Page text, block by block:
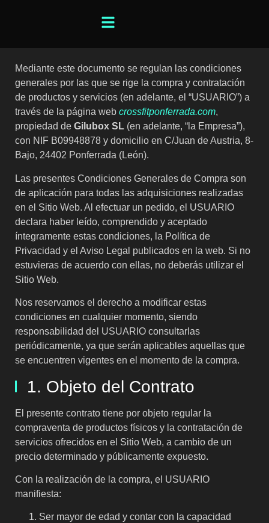
Mediante este documento se regulan las condiciones
generales por las que se rige la compra y contratación
de productos y servicios (en adelante, el “USUARIO”) a
través de la página web crossfitponferrada.com,
propiedad de Gilubox SL (en adelante, “la Empresa”),
con NIF B09948878 y domicilio en C/Juan de Austria, 8-
Bajo, 24402 Ponferrada (León).
Las presentes Condiciones Generales de Compra son
de aplicación para todas las adquisiciones realizadas
en el Sitio Web. Al efectuar un pedido, el USUARIO
declara haber leído, comprendido y aceptado
íntegramente estas condiciones, la Política de
Privacidad y el Aviso Legal publicados en la web. Si no
estuvieras de acuerdo con ellas, no deberás utilizar el
Sitio Web.
Nos reservamos el derecho a modificar estas
condiciones en cualquier momento, siendo
responsabilidad del USUARIO consultarlas
periódicamente, ya que serán aplicables aquellas que
se encuentren vigentes en el momento de la compra.
1. Objeto del Contrato
El presente contrato tiene por objeto regular la
compraventa de productos físicos y la contratación de
servicios ofrecidos en el Sitio Web, a cambio de un
precio determinado y públicamente expuesto.
Con la realización de la compra, el USUARIO
manifiesta:
Ser mayor de edad y contar con la capacidad